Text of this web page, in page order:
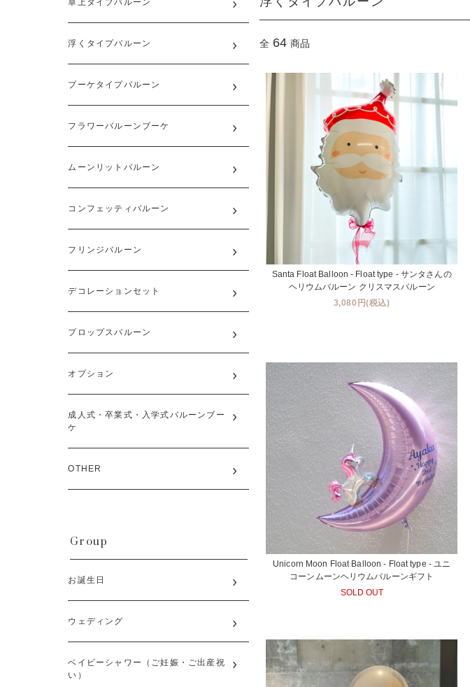
全 64 商品
Santa Float Balloon - Float type - サンタさんの
ヘリウムバルーン クリスマスバルーン
3,080円(税込)
Unicorn Moon Float Balloon - Float type - ユニ
コーンムーンヘリウムバルーンギフト
SOLD OUT
卓上タイプバルーン
浮くタイプバルーン
ブーケタイプバルーン
フラワーバルーンブーケ
ムーンリットバルーン
コンフェッティバルーン
フリンジバルーン
デコレーションセット
プロップスバルーン
オプション
成人式・卒業式・入学式バルーンブー
ケ
OTHER
Group
お誕生日
ウェディング
ベイビーシャワー（ご妊娠・ご出産祝
い）